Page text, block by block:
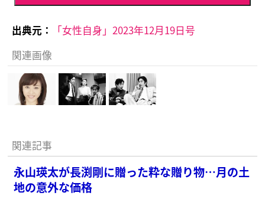
出典元：
「女性自身」2023年12月19日号
関連画像
関連記事
永山瑛太が長渕剛に贈った粋な贈り物…月の土
地の意外な価格